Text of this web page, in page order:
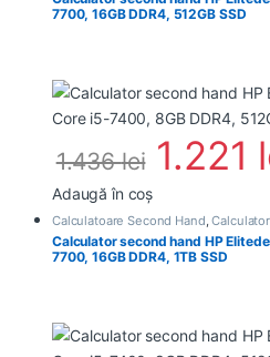
7700, 16GB DDR4, 512GB SSD
1.436lei 1.221
Adaugă în coș
Calculatoare Second Hand,
Calculator second hand HP
7700, 16GB DDR4, 1TB SSD